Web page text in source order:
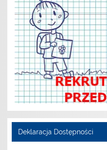
Deklaracja Dostępności